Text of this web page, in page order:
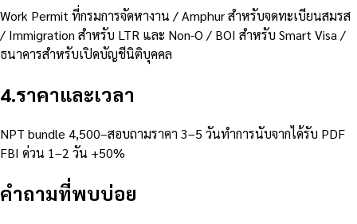
Work Permit ที่กรมการจัดหางาน / Amphur สำหรับจดทะเบียนสมรส
/ Immigration สำหรับ LTR และ Non-O / BOI สำหรับ Smart Visa /
ธนาคารสำหรับเปิดบัญชีนิติบุคคล
4.ราคาและเวลา
NPT bundle 4,500–สอบถามราคา 3–5 วันทำการนับจากได้รับ PDF
FBI ด่วน 1–2 วัน +50%
คำถามที่พบบ่อย